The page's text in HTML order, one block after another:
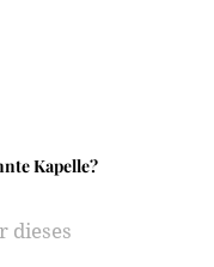
Kapelle?
dieses